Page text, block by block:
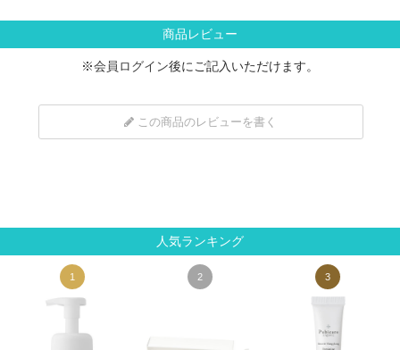
商品レビュー
※会員ログイン後にご記入いただけます。
この商品のレビューを書く
人気ランキング
1 2 3